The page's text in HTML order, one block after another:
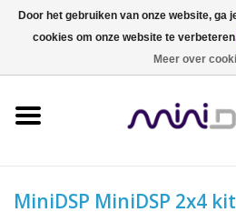
Zelfbouw
MiniDSP MiniDSP 2x4 kit
Door het gebruiken van onze website, ga
cookies om onze website te
Meer over